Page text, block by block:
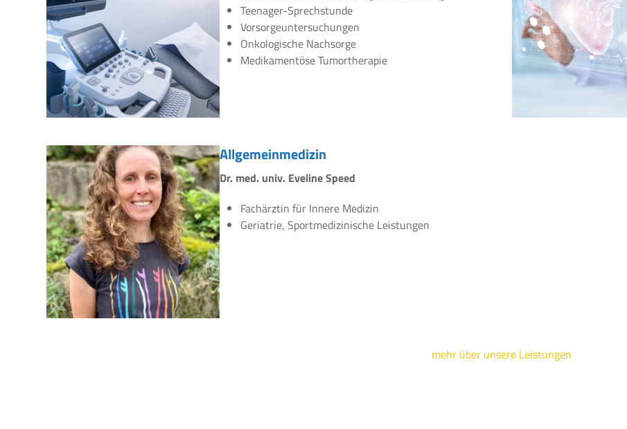
Teenager-Sprechstunde
Vorsorgeuntersuchungen
Onkologische Nachsorge
Medikamentöse Tumortherapie
Allgemeinmedizin
Dr. med. univ. Eveline Speed
Fachärztin für Innere Medizin
Geriatrie, Sportmedizinische Leistungen
mehr über unsere Leistungen